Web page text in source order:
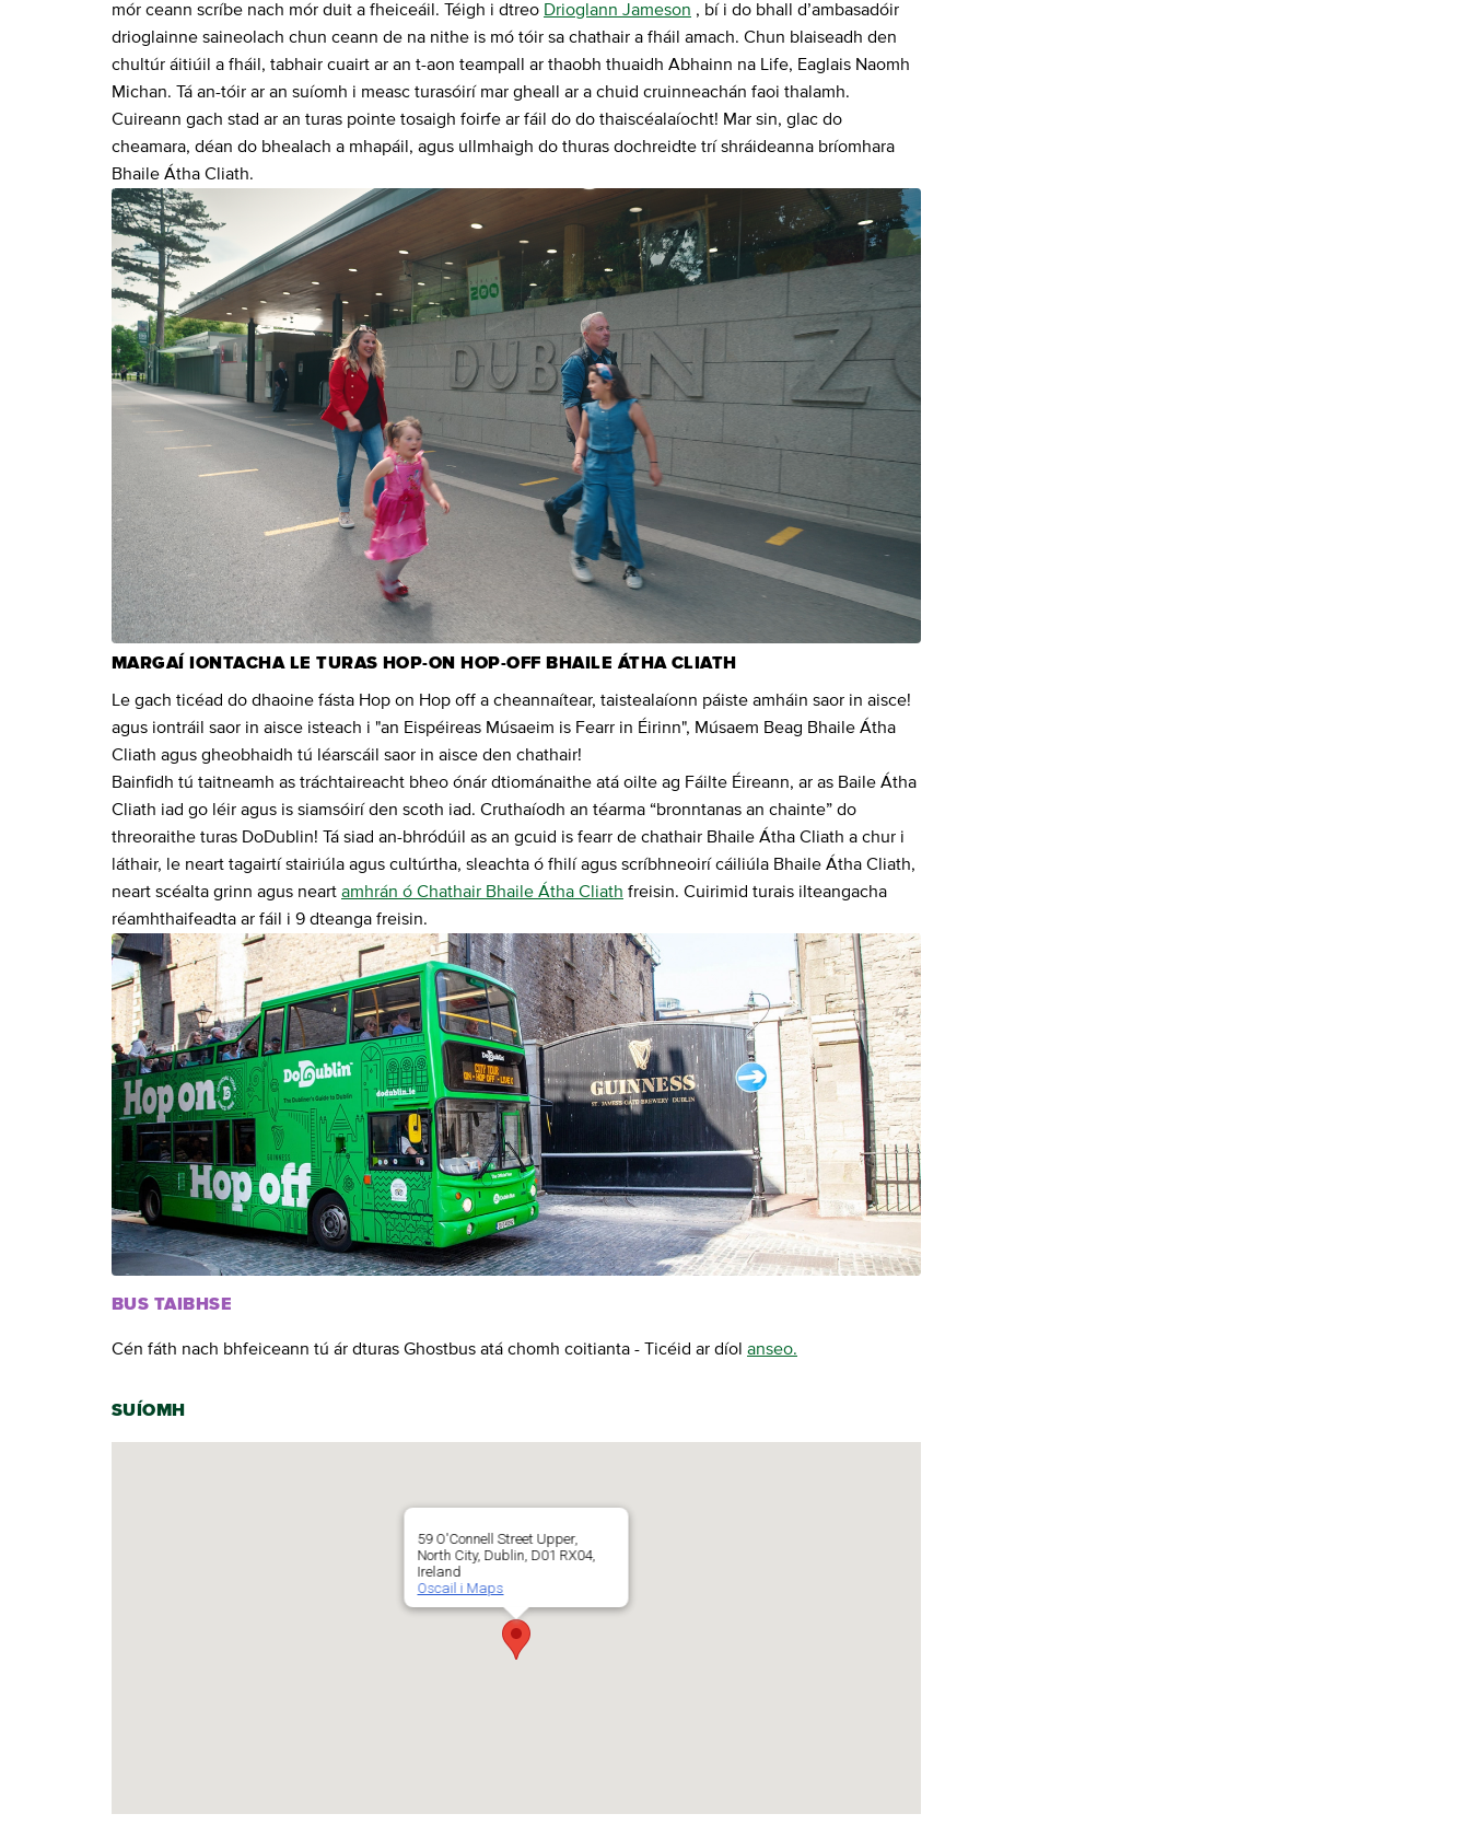
mór ceann scríbe nach mór duit a fheiceáil. Téigh i dtreo Drioglann Jameson , bí i do bhall d’ambasadóir
drioglainne saineolach chun ceann de na nithe is mó tóir sa chathair a fháil amach. Chun blaiseadh den
chultúr áitiúil a fháil, tabhair cuairt ar an t-aon teampall ar thaobh thuaidh Abhainn na Life, Eaglais Naomh
Michan. Tá an-tóir ar an suíomh i measc turasóirí mar gheall ar a chuid cruinneachán faoi thalamh.
Cuireann gach stad ar an turas pointe tosaigh foirfe ar fáil do do thaiscéalaíocht! Mar sin, glac do
cheamara, déan do bhealach a mhapáil, agus ullmhaigh do thuras dochreidte trí shráideanna bríomhara
Bhaile Átha Cliath.
MARGAÍ IONTACHA LE TURAS HOP-ON HOP-OFF BHAILE ÁTHA CLIATH
Le gach ticéad do dhaoine fásta Hop on Hop off a cheannaítear, taistealaíonn páiste amháin saor in aisce!
agus iontráil saor in aisce isteach i "an Eispéireas Músaeim is Fearr in Éirinn", Músaem Beag Bhaile Átha
Cliath agus gheobhaidh tú léarscáil saor in aisce den chathair!
Bainfidh tú taitneamh as tráchtaireacht bheo ónár dtiománaithe atá oilte ag Fáilte Éireann, ar as Baile Átha
Cliath iad go léir agus is siamsóirí den scoth iad. Cruthaíodh an téarma “bronntanas an chainte” do
threoraithe turas DoDublin! Tá siad an-bhródúil as an gcuid is fearr de chathair Bhaile Átha Cliath a chur i
láthair, le neart tagairtí stairiúla agus cultúrtha, sleachta ó fhilí agus scríbhneoirí cáiliúla Bhaile Átha Cliath,
neart scéalta grinn agus neart amhrán ó Chathair Bhaile Átha Cliath freisin. Cuirimid turais ilteangacha
réamhthaifeadta ar fáil i 9 dteanga freisin.
BUS TAIBHSE
Cén fáth nach bhfeiceann tú ár dturas Ghostbus atá chomh coitianta - Ticéid ar díol anseo.
SUÍOMH
59 O'Connell Street Upper,
North City, Dublin, D01 RX04,
Ireland
Oscail i Maps